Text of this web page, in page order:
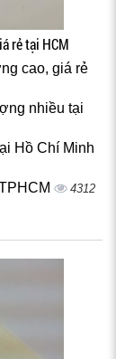
rẻ tại HCM
cao, giá rẻ
nhiều tại
Hồ Chí Minh
4312